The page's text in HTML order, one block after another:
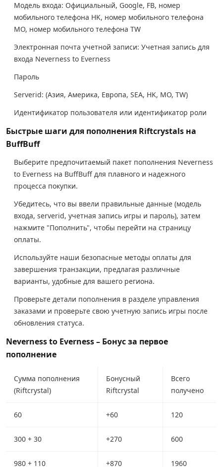
Модель входа: Официальный, Google, FB, номер
мобильного телефона HK, номер мобильного телефона
MO, номер мобильного телефона TW
Электронная почта учетной записи: Учетная запись для
входа Neverness to Everness
Пароль
Serverid: (Азия, Америка, Европа, SEA, HK, MO, TW)
Идентификатор пользователя или идентификатор роли
Быстрые шаги для пополнения Riftcrystals на
BuffBuff
Выберите предпочитаемый пакет пополнения Neverness
to Everness на BuffBuff для плавного и надежного
процесса покупки.
Убедитесь, что вы ввели правильные данные (модель
входа, serverid, учетная запись игры и пароль), затем
нажмите "Пополнить", чтобы перейти на страницу
оплаты.
Используйте наши безопасные методы оплаты для
завершения транзакции, предлагая различные
варианты, удобные для вашего региона.
Проверьте детали пополнения в разделе управления
заказами и проверьте свою учетную запись игры после
обновления статуса.
Neverness to Everness – Бонус за первое
пополнение
Сумма пополнения
(Riftcrystal)
Бонусный
Riftcrystal
Всего
получено
60 +60 120
300 + 30 +270 600
980 + 110 +870 1960